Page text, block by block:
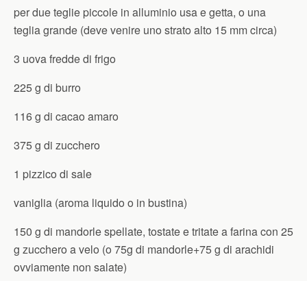
per due teglie piccole in alluminio usa e getta, o una
teglia grande (deve venire uno strato alto 15 mm circa)
3 uova fredde di frigo
225 g di burro
116 g di cacao amaro
375 g di zucchero
1 pizzico di sale
vaniglia (aroma liquido o in bustina)
150 g di mandorle spellate, tostate e tritate a farina con 25
g zucchero a velo (o 75g di mandorle+75 g di arachidi
ovviamente non salate)